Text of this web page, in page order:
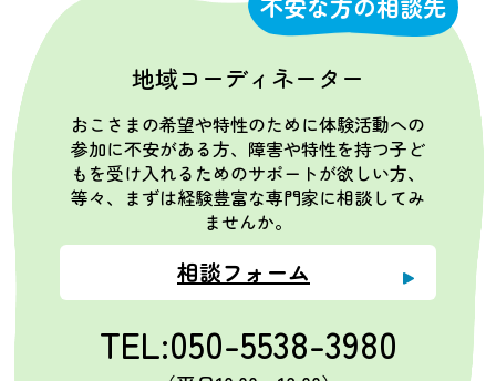
地域コーディネーター
おこさまの希望や特性のために体験活動への
参加に不安がある方、障害や特性を持つ子ど
もを受け入れるためのサポートが欲しい方、
等々、まずは経験豊富な専門家に相談してみ
ませんか。
相談フォーム
TEL:050-5538-3980